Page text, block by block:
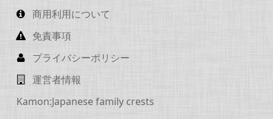
商用利用について
免責事項
プライバシーポリシー
運営者情報
Kamon:Japanese family crests